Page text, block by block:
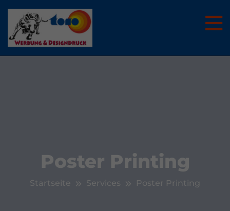
Poster Printing
Startseite Services Poster Printing